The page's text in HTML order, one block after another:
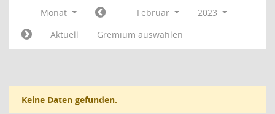
Monat Februar
2023
Aktuell
Gremium auswählen
Keine Daten gefunden.